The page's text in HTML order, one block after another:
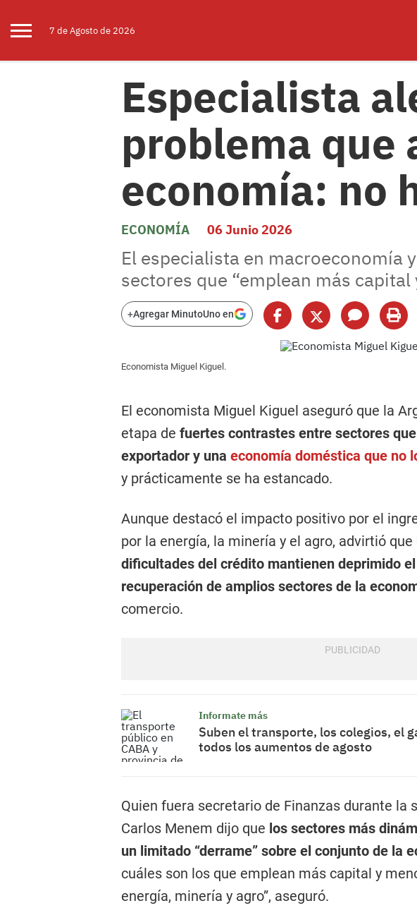
7 deAgostode 2026
Especialista
problema que
economía: no
ECONOMÍA 06 Junio 2026
El especialista en macroeconomía
sectores que “emplean más
+Agregar MinutoUno en
Economista Miguel Kiguel.
El economista Miguel Kiguel aseguró que la
etapa de fuertes contrastes entre sectores
exportador y una economía doméstica que no
y prácticamente se ha estancado.
Aunque destacó el impacto positivo por el
por la energía, la minería y el agro, advirtió que
dificultades del crédito mantienen deprimido
recuperación de amplios sectores de la
comercio.
Informate más
Suben el transporte, los colegios, el
todos los aumentos de agosto
Quien fuera secretario de Finanzas durante la
Carlos Menem dijo que los sectores más
un limitado “derrame” sobre el conjunto de la
cuáles son los que emplean más capital y
energía, minería y agro”, aseguró.